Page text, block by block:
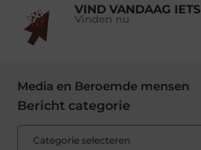
VIND VANDAAG IETS
Vinden nu
Media en Beroemde mensen
Bericht categorie